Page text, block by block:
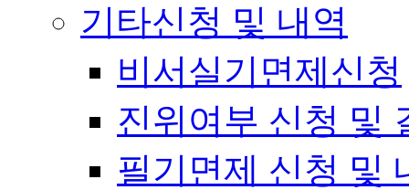
기타신청 및 내역
비서실기면제신청
진위여부 신청 및
필기면제 신청 및